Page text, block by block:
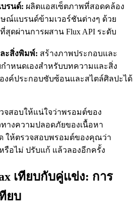
บรนด์: ผลิตแอสเซ็ตภาพที่สอดคล้อง
ณ์แบรนด์ข้ามเวอร์ชันต่างๆ ด้วย
ดผ่านการผสาน Flux API ระดับ
ะสิ่งพิมพ์: สร้างภาพประกอบและ
ำหนดเองสำหรับบทความและสิ่ง
ค์ประกอบซับซ้อนและสไตล์ศิลปะได้
จสอบให้แน่ใจว่าพรอมต์ของ
างความปลอดภัยของเนื้อหา
ให้ตรวจสอบพรอมต์ของคุณว่า
รือไม่ ปรับแก้ แล้วลองอีกครั้ง
เทียบกับคู่แข่ง: การ
ยบ